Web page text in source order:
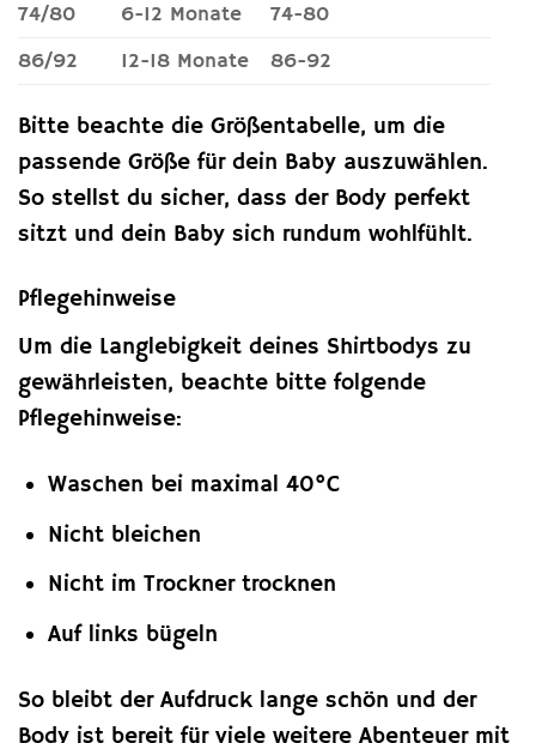
74/80
6-12 Monate
74-80
86/92
12-18 Monate 86-92
Bitte beachte die Größentabelle, um die
passende Größe für dein Baby auszuwählen.
So stellst du sicher, dass der Body perfekt
sitzt und dein Baby sich rundum wohlfühlt.
Pflegehinweise
Um die Langlebigkeit deines Shirtbodys zu
gewährleisten, beachte bitte folgende
Pflegehinweise:
Waschen bei maximal 40°C
Nicht bleichen
Nicht im Trockner trocknen
Auf links bügeln
So bleibt der Aufdruck lange schön und der
Body ist bereit für viele weitere Abenteuer mit